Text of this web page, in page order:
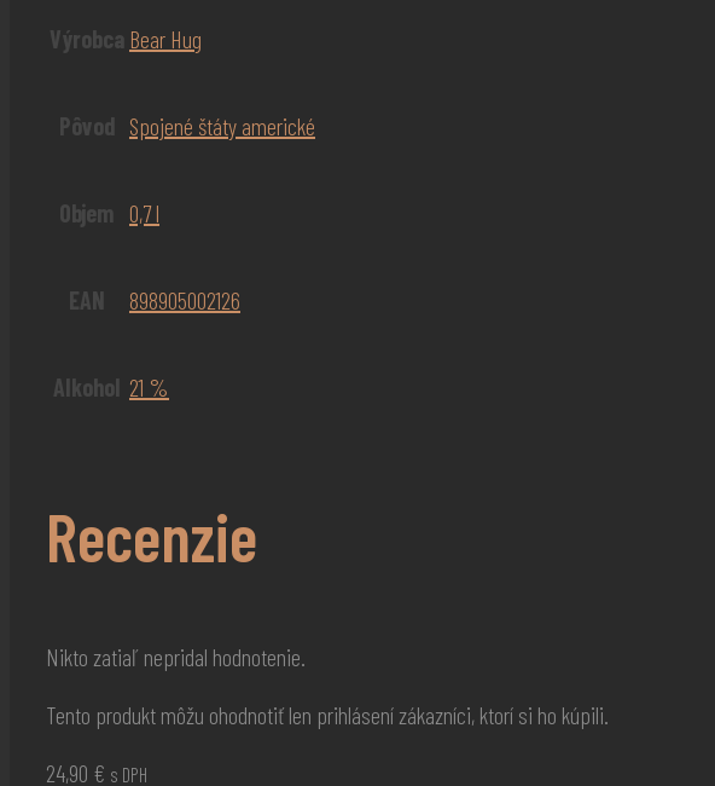
Výrobca Bear Hug
Pôvod Spojené štáty americké
Objem 0,7 l
EAN 898905002126
Alkohol 21 %
Recenzie
Nikto zatiaľ nepridal hodnotenie.
Tento produkt môžu ohodnotiť len prihlásení zákazníci, ktorí si ho kúpili.
24,90 € s DPH